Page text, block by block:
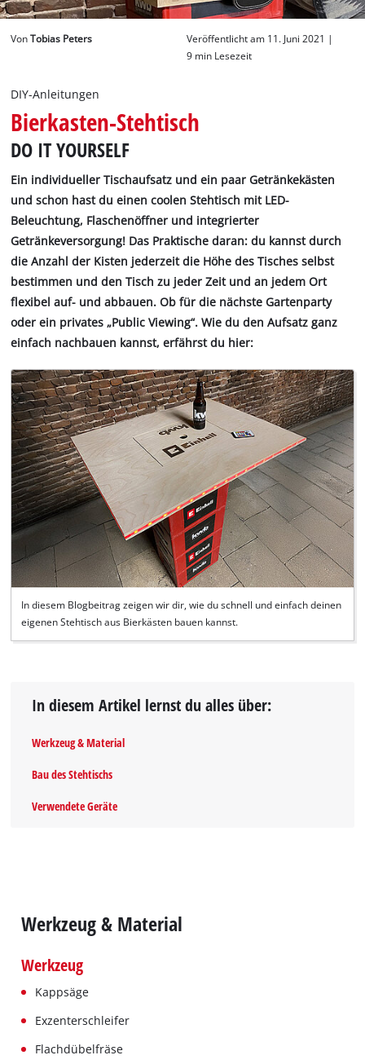
Deutsch
DEDeutsch
VonTobias Peters
Veröffentlicht am 11. Juni 2021 |
9 min Lesezeit
DIY-Anleitungen
Bierkasten-Stehtisch
DO IT YOURSELF
Ein individueller Tischaufsatz und ein paar Getränkekästen
und schon hast du einen coolen Stehtisch mit LED-
Beleuchtung, Flaschenöffner und integrierter
Getränkeversorgung! Das Praktische daran: du kannst durch
die Anzahl der Kisten jederzeit die Höhe des Tisches selbst
bestimmen und den Tisch zu jeder Zeit und an jedem Ort
flexibel auf- und abbauen. Ob für die nächste Gartenparty
oder ein privates „Public Viewing“. Wie du den Aufsatz ganz
einfach nachbauen kannst, erfährst du hier:
In diesem Blogbeitrag zeigen wir dir, wie du schnell und einfach deinen
eigenen Stehtisch aus Bierkästen bauen kannst.
In diesem Artikel lernst du alles über:
Werkzeug & Material
Bau des Stehtischs
Verwendete Geräte
Werkzeug & Material
Werkzeug
Kappsäge
Exzenterschleifer
Flachdübelfräse